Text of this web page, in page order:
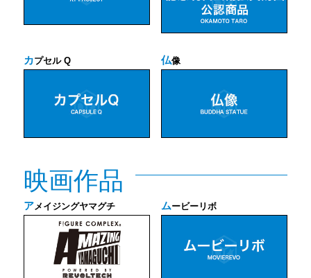
カプセル Q 仏像
映画作品
アメイジングヤマグチ ムービーリボ